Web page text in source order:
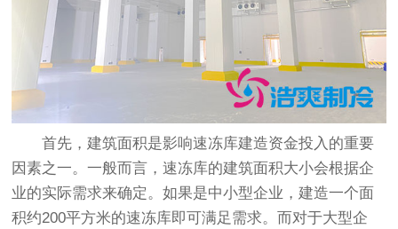
首先，建筑面积是影响速冻库建造资金投入的重要
因素之一。一般而言，速冻库的建筑面积大小会根据企
业的实际需求来确定。如果是中小型企业，建造一个面
积约200平方米的速冻库即可满足需求。而对于大型企